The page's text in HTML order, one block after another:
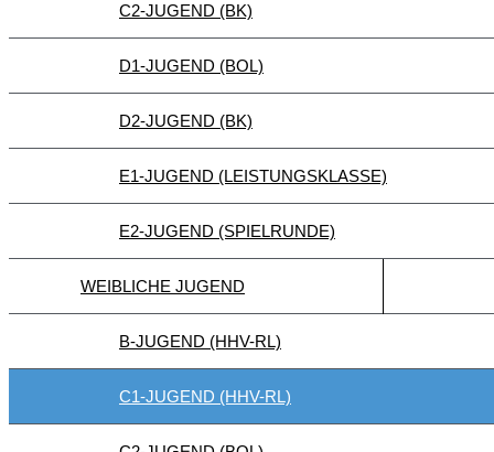
C2-JUGEND (BK)
D1-JUGEND (BOL)
D2-JUGEND (BK)
E1-JUGEND (LEISTUNGSKLASSE)
E2-JUGEND (SPIELRUNDE)
WEIBLICHE JUGEND
B-JUGEND (HHV-RL)
C1-JUGEND (HHV-RL)